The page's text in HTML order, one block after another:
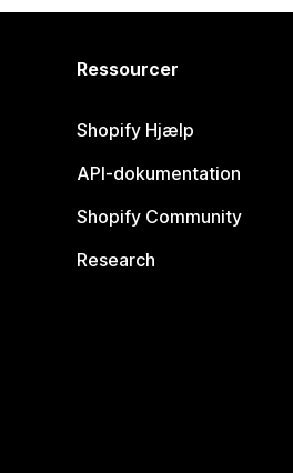
Ressourcer
Shopify Hjælp
API-dokumentation
Shopify Community
Research